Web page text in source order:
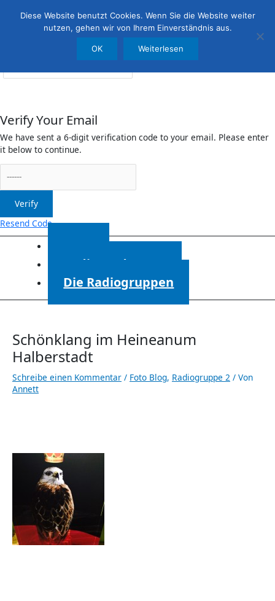
Verify Your Email
We have sent a 6-digit verification code to your email. Please enter
it below to continue.
Verify
Resend Code
Radiosendungen
Die Radiogruppen
Schönklang im Heineanum
Halberstadt
Schreibe einen Kommentar / Foto Blog, Radiogruppe 2 / Von
Annett
Diese Website benutzt Cookies. Wenn Sie die Website weiter
nutzen, gehen wir von Ihrem Einverständnis aus.
OK Weiterlesen